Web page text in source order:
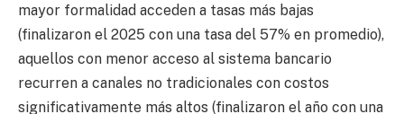
mayor formalidad acceden a tasas más bajas
(finalizaron el 2025 con una tasa del 57% en promedio),
aquellos con menor acceso al sistema bancario
recurren a canales no tradicionales con costos
significativamente más altos (finalizaron el año con una